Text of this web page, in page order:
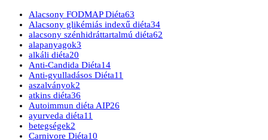
Alacsony FODMAP Diéta63
Alacsony glikémiás indexű diéta34
alacsony szénhidráttartalmú diéta62
alapanyagok3
alkáli diéta20
Anti-Candida Diéta14
Anti-gyulladásos Diéta11
aszalványok2
atkins diéta36
Autoimmun diéta AIP26
ayurveda diéta11
betegségek2
Carnivore Diéta10